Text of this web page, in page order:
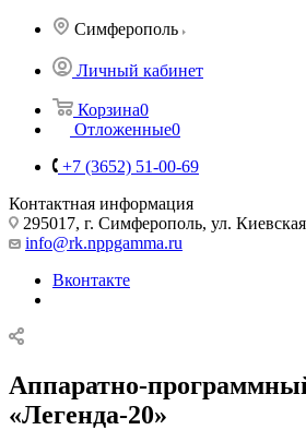
Симферополь
Личный кабинет
Корзина0
Отложенные0
+7 (3652) 51-00-69
Контактная информация
295017, г. Симферополь, ул.
info@rk.nppgamma.ru
Вконтакте
Аппаратно-
«Легенда-20»